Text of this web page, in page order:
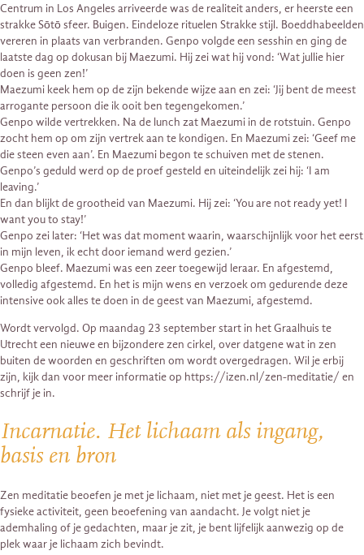
Centrum in Los Angeles arriveerde was de realiteit anders, er heerste een
strakke Sōtō sfeer. Buigen. Eindeloze rituelen Strakke stijl. Boeddhabeelden
vereren in plaats van verbranden. Genpo volgde een sesshin en ging de
laatste dag op dokusan bij Maezumi. Hij zei wat hij vond: ‘Wat jullie hier
doen is geen zen!’
Maezumi keek hem op de zijn bekende wijze aan en zei: ‘Jij bent de meest
arrogante persoon die ik ooit ben tegengekomen.’
Genpo wilde vertrekken. Na de lunch zat Maezumi in de rotstuin. Genpo
zocht hem op om zijn vertrek aan te kondigen. En Maezumi zei: ‘Geef me
die steen even aan’. En Maezumi begon te schuiven met de stenen.
Genpo’s geduld werd op de proef gesteld en uiteindelijk zei hij: ‘I am
leaving.’
En dan blijkt de grootheid van Maezumi. Hij zei: ‘You are not ready yet! I
want you to stay!’
Genpo zei later: ‘Het was dat moment waarin, waarschijnlijk voor het eerst
in mijn leven, ik echt door iemand werd gezien.’
Genpo bleef. Maezumi was een zeer toegewijd leraar. En afgestemd,
volledig afgestemd. En het is mijn wens en verzoek om gedurende deze
intensive ook alles te doen in de geest van Maezumi, afgestemd.
Wordt vervolgd. Op maandag 23 september start in het Graalhuis te
Utrecht een nieuwe en bijzondere zen cirkel, over datgene wat in zen
buiten de woorden en geschriften om wordt overgedragen. Wil je erbij
zijn, kijk dan voor meer informatie op https://izen.nl/zen-meditatie/ en
schrijf je in.
Incarnatie. Het lichaam als ingang,
basis en bron
Zen meditatie beoefen je met je lichaam, niet met je geest. Het is een
fysieke activiteit, geen beoefening van aandacht. Je volgt niet je
ademhaling of je gedachten, maar je zit, je bent lijfelijk aanwezig op de
plek waar je lichaam zich bevindt.